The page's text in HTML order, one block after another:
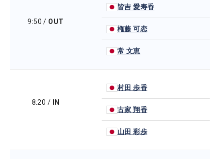
9:50 / OUT
皆吉 愛寿香
権藤 可恋
常 文恵
8:20 / IN
村田 歩香
古家 翔香
山田 彩歩